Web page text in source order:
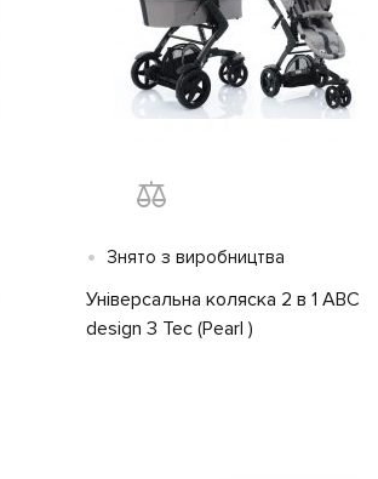
• Знято з виробництва
Універсальна коляска 2 в 1 ABC
design 3 Tec (Pearl )